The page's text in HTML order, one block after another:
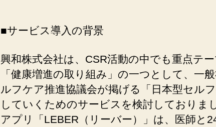
■サービス導⼊の背景
興和株式会社は、CSR活動の中でも重点テ
「健康増進の取り組み」の一つとして、一
ルフケア推進協議会が掲げる「⽇本型セル
していくためのサービスを検討しておりま
アプリ「LEBER（リーバー）」は、医師と